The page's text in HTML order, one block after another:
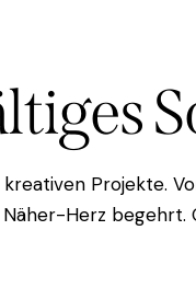
Projekte.
Herz begehrt.